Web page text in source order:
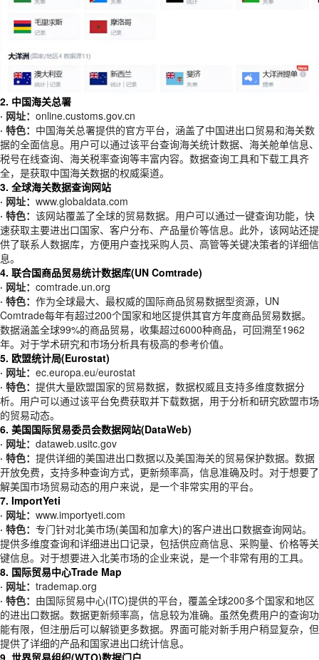
2. 中国海关总署
· 网址： online.customs.gov.cn
· 特色： 中国海关总署提供的官方平台，涵盖了中国进出口贸易和海关数
据的全面信息。用户可以通过该平台查询海关统计数据、海关舱单信息、
税号在线查询、海关税率查询等丰富内容。数据查询工具和下载工具齐
全，是获取中国海关数据的权威渠道。
3. 全球海关数据查询网站
· 网址： www.globaldata.com
· 特色： 该网站覆盖了全球的贸易数据。用户可以通过一键查询功能，快
速获取主要进出口国家、客户分布、产品量价等信息。此外，该网站还提
供了联系人数据库，方便用户查找采购人员、高管等关键决策者的详细信
息。
4. 联合国商品贸易统计数据库(UN Comtrade)
· 网址： comtrade.un.org
· 特色： 作为全球最大、最权威的国际商品贸易数据型资源，UN
Comtrade每年有超过200个国家和地区提供其官方年度商品贸易数据。
数据涵盖全球99%的商品贸易，收集超过6000种商品，可回溯至1962
年。对于学术研究和市场分析具有极高的参考价值。
5. 欧盟统计局(Eurostat)
· 网址： ec.europa.eu/eurostat
· 特色： 提供大量欧盟国家的贸易数据，数据权威且支持多维度数据分
析。用户可以通过该平台免费获取并下载数据，用于分析和研究欧盟市场
的贸易动态。
6. 美国国际贸易委员会数据网站(DataWeb)
· 网址： dataweb.usitc.gov
· 特色： 提供详细的美国进出口数据以及美国海关的贸易保护数据。数据
开放免费，支持多种查询方式，更新频率高，信息准确及时。对于想要了
解美国市场贸易动态的用户来说，是一个非常实用的平台。
7. ImportYeti
· 网址： www.importyeti.com
· 特色： 专门针对北美市场(美国和加拿大)的客户进出口数据查询网站。
提供多维度查询和详细进出口记录，包括供应商信息、采购量、价格等关
键信息。对于想要进入北美市场的企业来说，是一个非常有用的工具。
8. 国际贸易中心Trade Map
· 网址： trademap.org
· 特色： 由国际贸易中心(ITC)提供的平台，覆盖全球200多个国家和地区
的进出口数据。数据更新频率高，信息较为准确。虽然免费用户的查询功
能有限，但注册后可以解锁更多数据。界面可能对新手用户稍显复杂，但
提供了详细的产品和国家进出口统计信息。